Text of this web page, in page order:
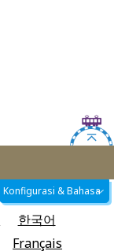
Konfigurasi & Bahasa
한국어
Français